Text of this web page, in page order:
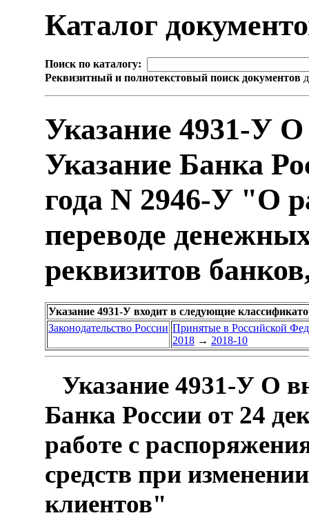
Каталог
Поиск по каталогу:
Реквизитный и полнотекстовый поиск документов
Указание 4931-У
Указание Банка
года N 2946-У "О
переводе
реквизитов
Указание 4931-У входит в следующие
Законодательство России Принятые в Российской
2018 → 2018-10
Указание 4931-У О
Банка России от 24
работе с
средств при
клиентов"